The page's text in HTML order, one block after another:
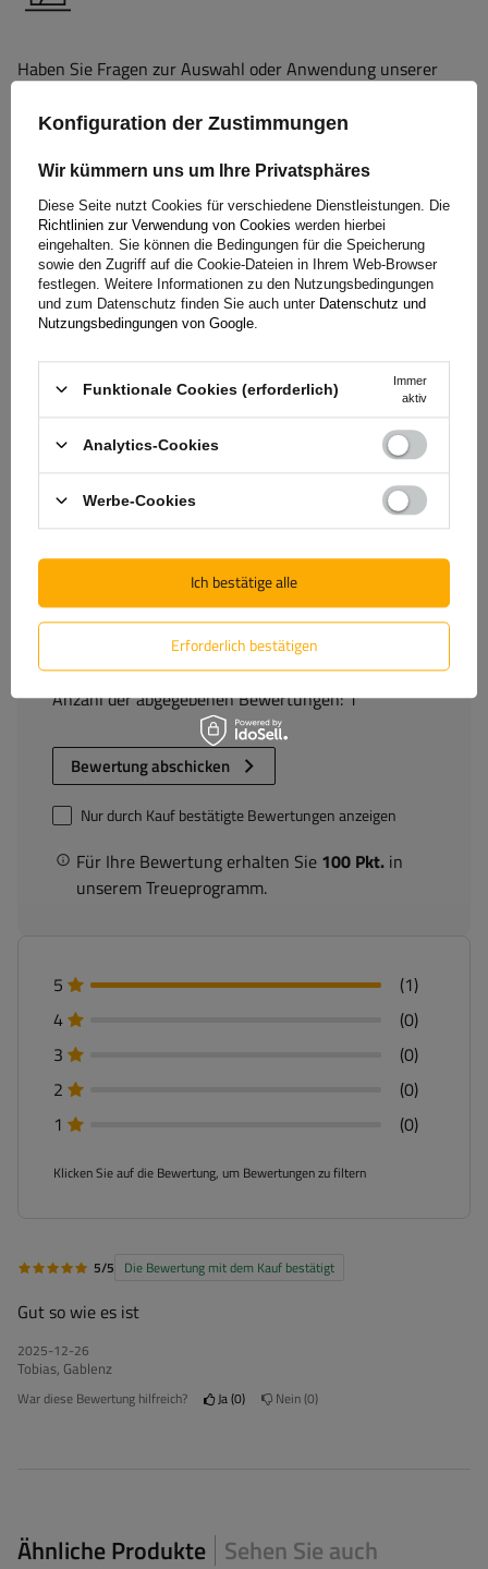
Haben Sie Fragen zur Auswahl oder Anwendung unserer
von Unitrailer geben Ihnen gerne alle Informationen, die Sie
+49 32213249035 unitrailer@unitrailer.de
Anzahl der abgegebenen Bewertungen: 1
Bewertung abschicken
Für Ihre Bewertung erhalten Sie 100 Pkt. in
unserem Treueprogramm.
Nur durch Kauf bestätigte Bewertungen anzeigen
5
(1)
4
(0)
3
(0)
2
(0)
1
(0)
Klicken Sie auf die Bewertung, um Bewertungen zu filtern
5/5 Die Bewertung mit dem Kauf bestätigt
Gut so wie es ist
2025-12-26
Tobias, Gablenz
War diese Bewertung hilfreich? Ja 0 Nein 0
Ähnliche Produkte Sehen Sie auch
Konfiguration der Zustimmungen
Wir kümmern uns um Ihre Privatsphäres
Diese Seite nutzt Cookies für verschiedene Dienstleistungen. Die
Richtlinien zur Verwendung von Cookies werden hierbei
eingehalten. Sie können die Bedingungen für die Speicherung
sowie den Zugriff auf die Cookie-Dateien in Ihrem Web-Browser
festlegen. Weitere Informationen zu den Nutzungsbedingungen
und zum Datenschutz finden Sie auch unter Datenschutz und
Nutzungsbedingungen von Google
Funktionale Cookies (erforderlich)
Immer
aktiv
Analytics-Cookies
Werbe-Cookies
Erforderlich bestätigen
Ich bestätige alle